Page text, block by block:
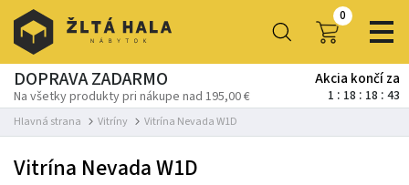
0
DOPRAVA ZADARMO
Na všetky produkty pri nákupe nad 195,00 €
Akcia končí za
1 18 18 41
Hlavná strana Vitríny Vitrína Nevada W1D
Vitrína Nevada W1D